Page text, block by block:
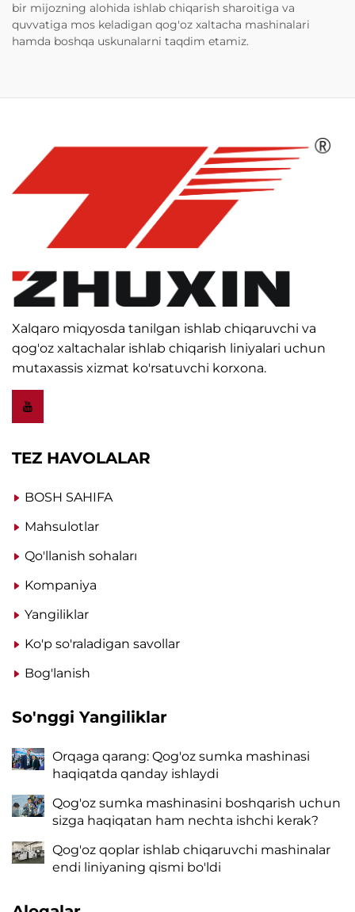
bir mijozning alohida ishlab chiqarish sharoitiga va
quvvatiga mos keladigan qog'oz xaltacha mashinalari
hamda boshqa uskunalarni taqdim etamiz.
Xalqaro miqyosda tanilgan ishlab chiqaruvchi va
qog'oz xaltachalar ishlab chiqarish liniyalari uchun
mutaxassis xizmat ko'rsatuvchi korxona.
TEZ HAVOLALAR
BOSH SAHIFA
Mahsulotlar
Qo'llanish sohaları
Kompaniya
Yangiliklar
Ko'p so'raladigan savollar
Bog'lanish
So'nggi Yangiliklar
Orqaga qarang: Qog'oz sumka mashinasi
haqiqatda qanday ishlaydi
Qog'oz sumka mashinasini boshqarish uchun
sizga haqiqatan ham nechta ishchi kerak?
Qog'oz qoplar ishlab chiqaruvchi mashinalar
endi liniyaning qismi bo'ldi